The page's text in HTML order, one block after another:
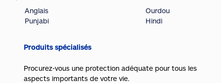
Anglais
Punjabi
Ourdou
Hindi
Produits spécialisés
Procurez-vous une protection adéquate pour tous les
aspects importants de votre vie.